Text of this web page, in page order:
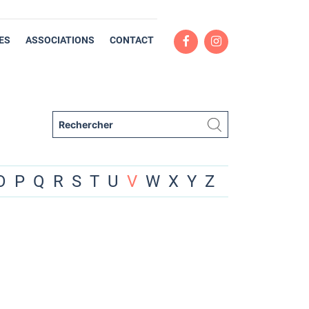
ASSOCIATIONS CONTACT
P Q R S T U V W X Y Z